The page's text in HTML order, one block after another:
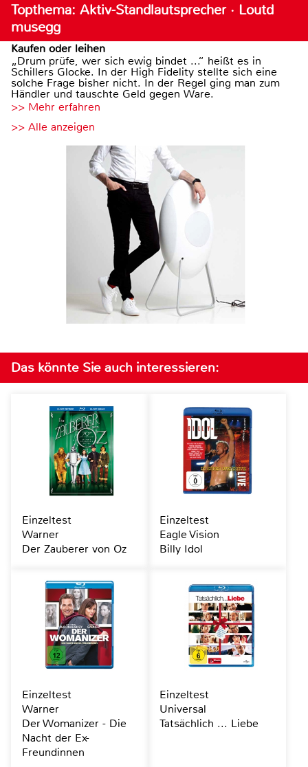
Topthema: Aktiv-Standlautsprecher · Loutd
musegg
Kaufen oder leihen
„Drum prüfe, wer sich ewig bindet ...“ heißt es in
Schillers Glocke. In der High Fidelity stellte sich eine
solche Frage bisher nicht. In der Regel ging man zum
Händler und tauschte Geld gegen Ware.
>> Mehr erfahren
>> Alle anzeigen
Das könnte Sie auch interessieren:
Einzeltest
Warner
Der Zauberer von Oz
Einzeltest
Eagle Vision
Billy Idol
Einzeltest
Warner
Der Womanizer - Die
Nacht der Ex-
Freundinnen
Einzeltest
Universal
Tatsächlich ... Liebe